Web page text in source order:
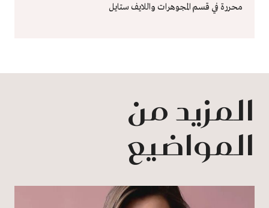
محررة في قسم المجوهرات واللايف ستايل
المزيد من
المواضيع